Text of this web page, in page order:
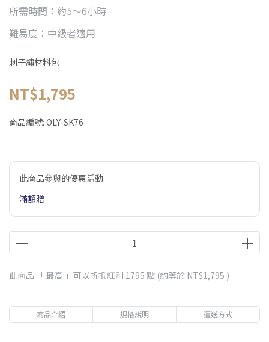
所需時間：約5～6小時
難易度：中級者適用
刺子繡材料包
NT$1,795
商品編號: OLY-SK76
此商品參與的優惠活動
滿額贈
此商品 「 最高 」可以折抵紅利 1795 點 (約等於 NT$1,795 )
商品介紹 規格說明 運送方式